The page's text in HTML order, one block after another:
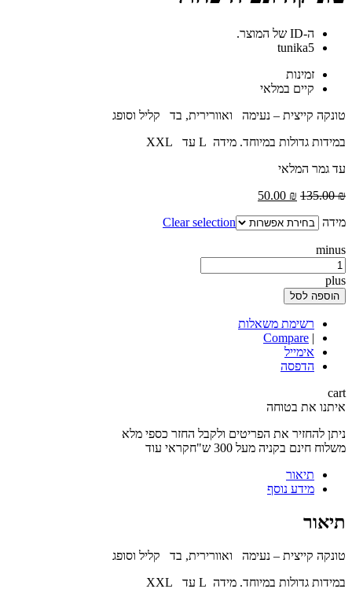
ה-ID של המוצר.
tunika5
זמינות
קיים במלאי
טונקה קייצית – נעימה ואוורירית, בד קליל וסופג
במידות גדולות במיוחד. מידה L עד XXL
עד גמר המלאי
135.00₪
50.00 ₪
מידה
Clear selection
minus
plus
הוספה לסל
רשימת משאלות
|
Compare
אימייל
הדפסה
cart
איתנו את בטוחה
ניתן להחזיר את הפריטים ולקבל החזר כספי מלא
משלוח חינם בקניה מעל 300 ש"חקראי עוד
תיאור
מידע נוסף
תיאור
טונקה קייצית – נעימה ואוורירית, בד קליל וסופג
במידות גדולות במיוחד. מידה L עד XXL